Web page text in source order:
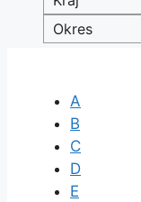
Okres
A
B
C
D
E